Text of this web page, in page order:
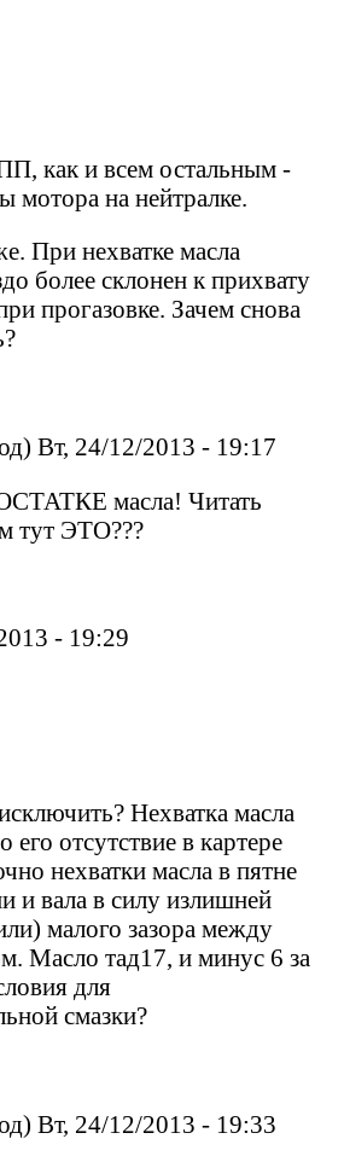
как и всем остальным -
мотора на нейтралке.
При нехватке масла
более склонен к прихвату
прогазовке. Зачем снова
Вт, 24/12/2013 - 19:17
масла! Читать
тут ЭТО???
- 19:29
Нехватка масла
его отсутствие в картере
нехватки масла в пятне
и вала в силу излишней
малого зазора между
Масло тад17, и минус 6 за
для
смазки?
Вт, 24/12/2013 - 19:33